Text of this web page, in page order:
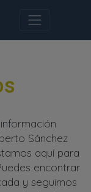
Sánchez
aquí para
encontrar
y seguirnos